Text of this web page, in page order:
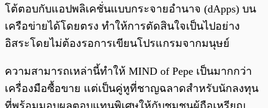
โต้ตอบกับแอปพลิเคชั่นแบบกระจายอำนาจ (dApps) บน
เครือข่ายได้โดยตรง ทำให้การตัดสินใจเป็นไปอย่าง
อิสระโดยไม่ต้องรอการเขียนโปรแกรมจากมนุษย์
ความสามารถเหล่านี้ทำให้ MIND of Pepe เป็นมากกว่า
เครื่องมือซื้อขาย แต่เป็นคู่หูที่ชาญฉลาดสำหรับนักลงทุน
ที่พร้อมมอบผลตอบแทนพิเศษให้กับชุมชนผู้ถือเหรียญ